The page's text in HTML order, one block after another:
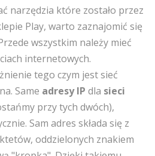
narzędzia które zostało przez
Play, warto zaznajomić się
wszystkim należy mieć
internetowych.
tego czym jest sieć
Same adresy IP dla sieci
przy tych dwóch),
Sam adres składa się z
oddzielonych znakiem